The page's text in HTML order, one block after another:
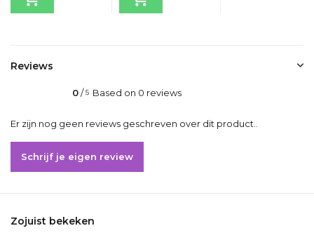
Reviews
0/5 Based on 0 reviews
Er zijn nog geen reviews geschreven over dit product..
Schrijf je eigen review
Zojuist bekeken